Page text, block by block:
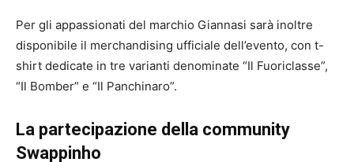
Per gli appassionati del marchio Giannasi sarà inoltre
disponibile il merchandising ufficiale dell’evento, con t-
shirt dedicate in tre varianti denominate “Il Fuoriclasse”,
“Il Bomber” e “Il Panchinaro”.
La partecipazione della community
Swappinho